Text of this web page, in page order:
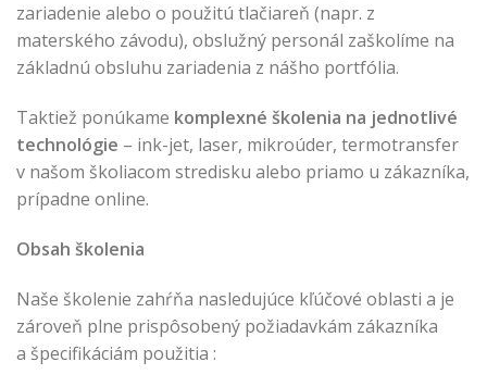
zariadenie alebo o použitú tlačiareň (napr. z
materského závodu), obslužný personál zaškolíme na
základnú obsluhu zariadenia z nášho portfólia.
Taktiež ponúkame komplexné školenia na jednotlivé
technológie – ink-jet, laser, mikroúder, termotransfer
v našom školiacom stredisku alebo priamo u zákazníka,
prípadne online.
Obsah školenia
Naše školenie zahŕňa nasledujúce kľúčové oblasti a je
zároveň plne prispôsobený požiadavkám zákazníka
a špecifikáciám použitia :